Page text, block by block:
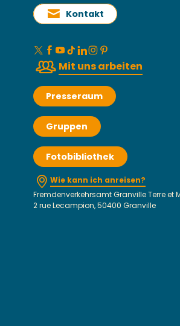
Kontakt
Mit uns arbeiten
Presseraum
Gruppen
Fotobibliothek
Wie kann ich anreisen?
Fremdenverkehrsamt Granville Terre et
2 rue Lecampion, 50400 Granville